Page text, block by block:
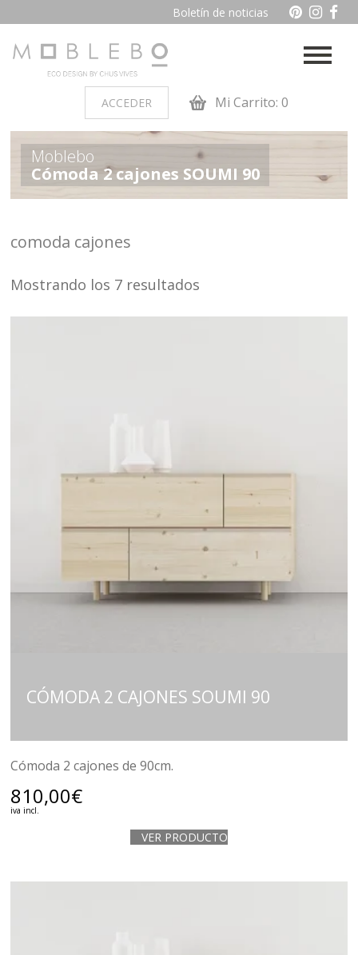
Boletín de noticias
ACCEDER Mi Carrito: 0
PRODUCTOS POR AMBIENTES
Auxiliares Baño
Cocina
madera
Salon
Moblebo
Cómoda 2 cajones SOUMI 90
comoda cajones
Mostrando los 7 resultados
CÓMODA 2 CAJONES SOUMI 90
Cómoda 2 cajones de 90cm.
810,00€
iva incl.
VER PRODUCTO